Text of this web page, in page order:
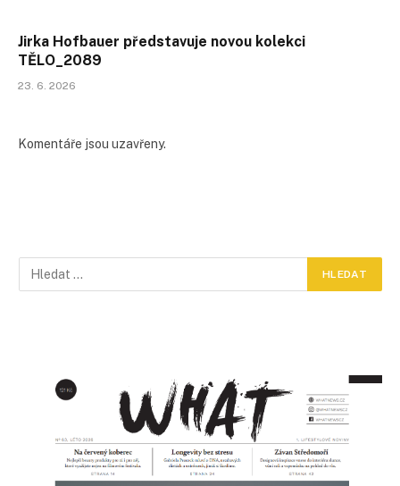
Jirka Hofbauer představuje novou kolekci
TĚLO_2089
23. 6. 2026
Komentáře jsou uzavřeny.